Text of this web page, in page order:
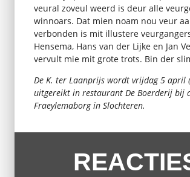
veural zoveul weerd is deur alle
winnoars. Dat mien noam nou veur
verbonden is mit illustere
Hensema, Hans van der Lijke en Jan
vervult mie mit grote trots. Bin der slim
De K. ter Laanprijs wordt vrijdag 5 april
uitgereikt in restaurant De Boerderij bij
Fraeylemaborg in Slochteren.